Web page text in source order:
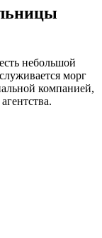
небольшой
морг
компанией,